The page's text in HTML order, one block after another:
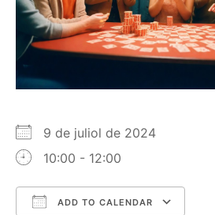
9 de juliol de 2024
10:00 - 12:00
ADD TO CALENDAR